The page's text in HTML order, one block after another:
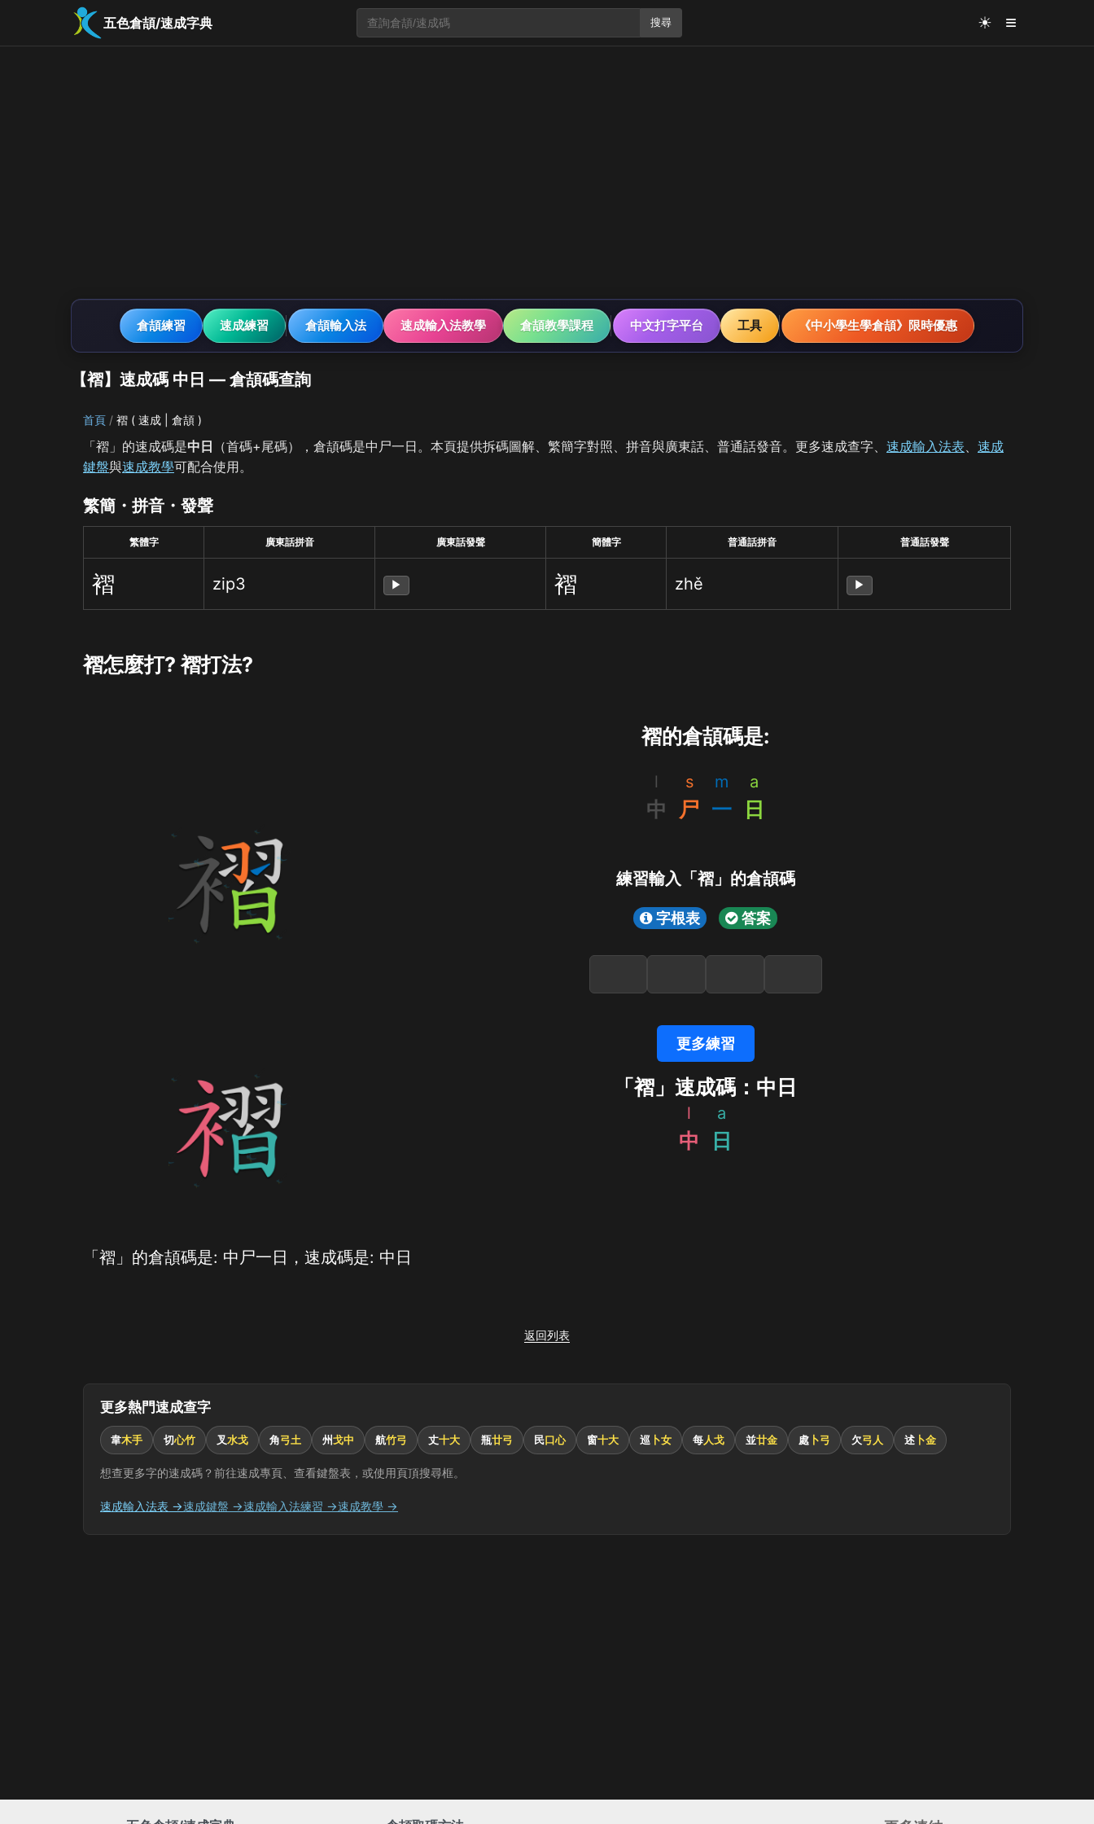
五色倉頡/速成字典 搜尋 ☀ ≡
倉頡練習 速成練習 倉頡輸入法 速成輸入法教學 倉頡教學課程 中文打字平台 工具 《中小學生學倉頡》限時優惠
【褶】速成碼 中日 — 倉頡碼查詢
首頁 褶 ( 速成 | 倉頡 )
「褶」的速成碼是中日 （首碼+尾碼），倉頡碼是中尸一日。本頁提供拆碼圖解、繁簡字對照、拼音與廣東話、普通話發音。更多速成查字、 速成輸入法表、 速成
鍵盤與速成教學可配合使用。
繁簡・拼音・發聲
繁體字 廣東話拼音 廣東話發聲 簡體字 普通話拼音 普通話發聲
褶 zip3 ▶ 褶 zhě ▶
褶怎麼打? 褶打法?
褶的倉頡碼是:
l
中
s
尸
m
一
a
日
練習輸入「褶」的倉頡碼
字根表 答案
更多練習
「褶」速成碼：中日
l
中
a
日
「褶」的倉頡碼是: 中尸一日，速成碼是: 中日
返回列表
更多熱門速成查字
韋木手 切心竹 叉水戈 角弓土 州戈中 航竹弓 丈十大 瓶廿弓 民口心 窗十大 巡 卜女 每人戈 並廿金 處 卜弓 欠弓人 述 卜金
想查更多字的速成碼？前往速成專頁、查看鍵盤表，或使用頁頂搜尋框。
速成輸入法表 →速成鍵盤 →速成輸入法練習 →速成教學 →